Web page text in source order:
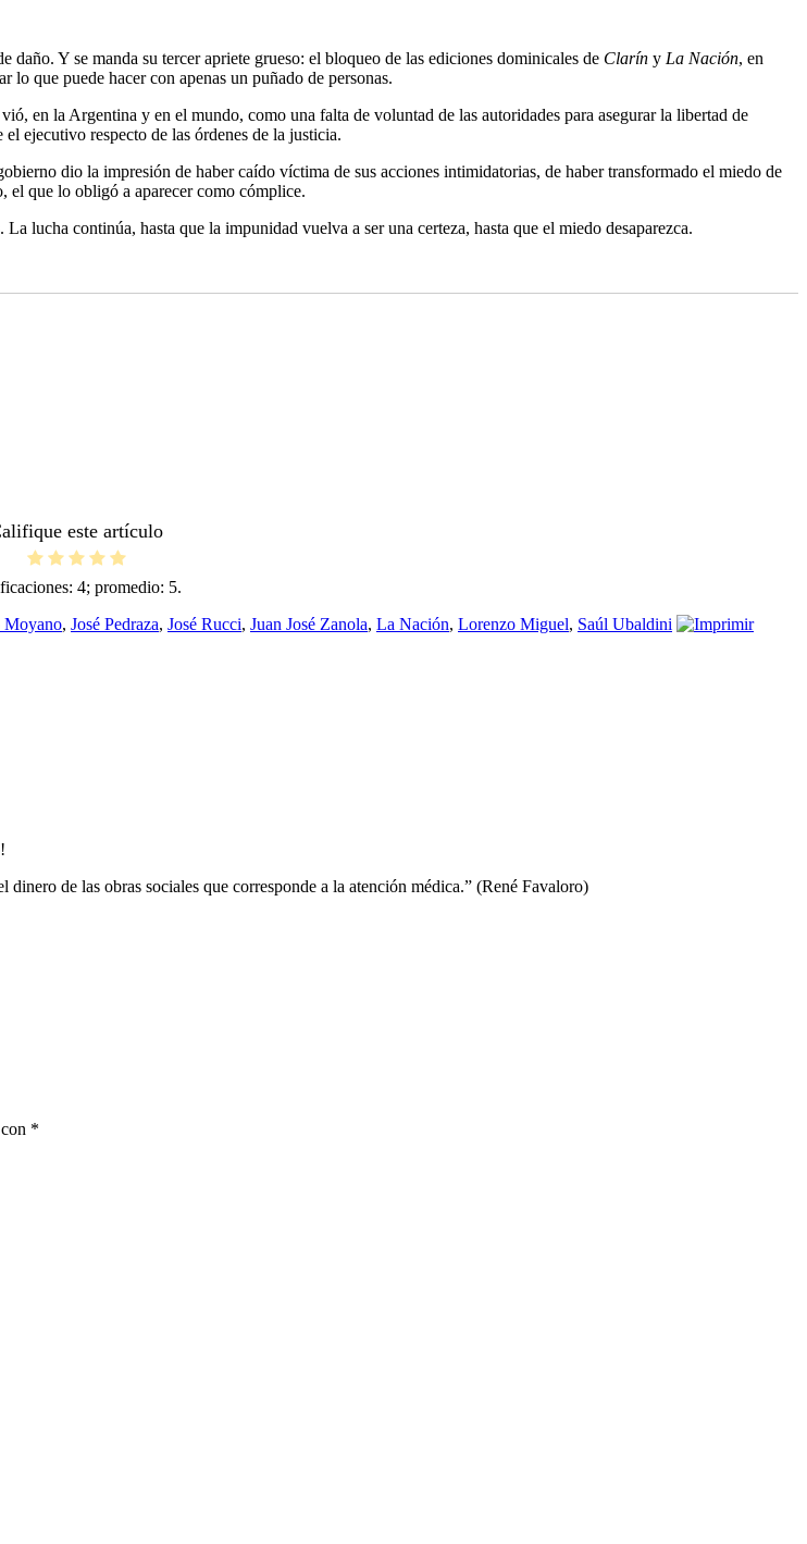
Y se manda su tercer apriete grueso: el bloqueo de las ediciones dominicales de Clarín y La Nación, en
que puede hacer con apenas un puñado de personas.
en la Argentina y en el mundo, como una falta de voluntad de las autoridades para asegurar la libertad de
ejecutivo respecto de las órdenes de la justicia.
dio la impresión de haber caído víctima de sus acciones intimidatorias, de haber transformado el miedo de
el que lo obligó a aparecer como cómplice.
lucha continúa, hasta que la impunidad vuelva a ser una certeza, hasta que el miedo desaparezca.
este artículo
4; promedio: 5.
Moyano, José Pedraza, José Rucci, Juan José Zanola, La Nación, Lorenzo Miguel, Saúl Ubaldini
de las obras sociales que corresponde a la atención médica.” (René Favaloro)
*